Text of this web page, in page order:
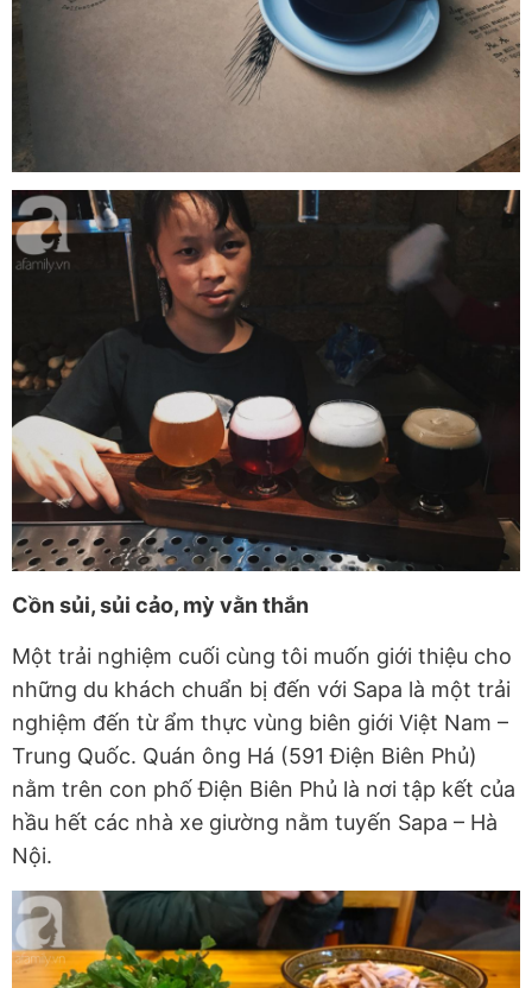
Cồn sủi, sủi cảo, mỳ vằn thắn
Một trải nghiệm cuối cùng tôi muốn giới thiệu cho
những du khách chuẩn bị đến với Sapa là một trải
nghiệm đến từ ẩm thực vùng biên giới Việt Nam –
Trung Quốc. Quán ông Há (591 Điện Biên Phủ)
nằm trên con phố Điện Biên Phủ là nơi tập kết của
hầu hết các nhà xe giường nằm tuyến Sapa – Hà
Nội.